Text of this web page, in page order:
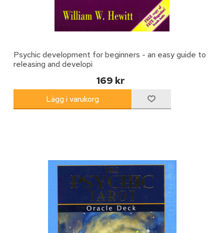
Psychic development for beginners - an easy guide to
releasing and developi
169 kr